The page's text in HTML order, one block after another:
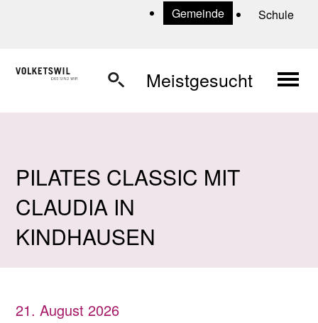
Navigieren in Volketswil
Schnellnavigation Gemeinde Schule
Meistgesucht
PILATES CLASSIC MIT
CLAUDIA IN
KINDHAUSEN
21. August 2026